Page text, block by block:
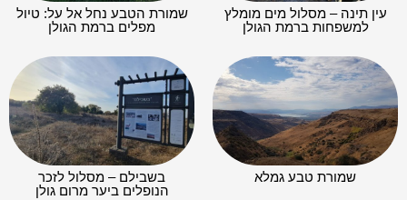
עין תינה – מסלול מים מומלץ
למשפחות ברמת הגולן
שמורת הטבע נחל אל על: טיול
מפלים ברמת הגולן
שמורת טבע גמלא
בשבילם – מסלול לזכר
הנופלים ביער מרום גולן